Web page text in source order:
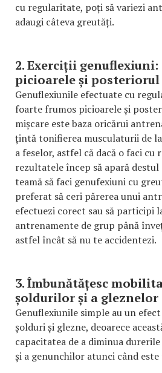
cu regularitate, poți să variezi
adaugi câteva greutăți.
2. Exerciții genuflexiuni:
picioarele și posteriorul
Genuflexiunile efectuate cu
foarte frumos picioarele și
mișcare este baza oricărui
țintă tonifierea musculaturii de
a feselor, astfel că dacă o faci cu
rezultatele încep să apară
teamă să faci genufexiuni cu
preferat să ceri părerea unui
efectuezi corect sau să participi
antrenamente de grup până
astfel încât să nu te accidentezi.
3. Îmbunătățesc
șoldurilor și a gleznelor
Genuflexiunile simple au un
șolduri și glezne, deoarece
capacitatea de a diminua
și a genunchilor atunci când